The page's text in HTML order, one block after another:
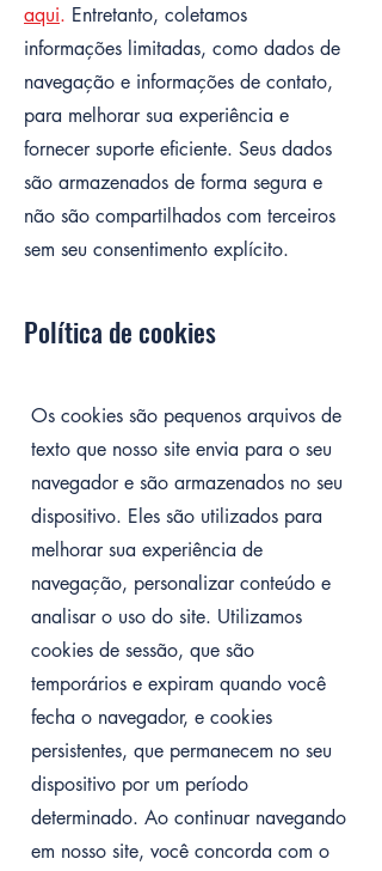
aqui. Entretanto, coletamos
informações limitadas, como dados de
navegação e informações de contato,
para melhorar sua experiência e
fornecer suporte eficiente. Seus dados
são armazenados de forma segura e
não são compartilhados com terceiros
sem seu consentimento explícito.
Política de cookies
Os cookies são pequenos arquivos de
texto que nosso site envia para o seu
navegador e são armazenados no seu
dispositivo. Eles são utilizados para
melhorar sua experiência de
navegação, personalizar conteúdo e
analisar o uso do site. Utilizamos
cookies de sessão, que são
temporários e expiram quando você
fecha o navegador, e cookies
persistentes, que permanecem no seu
dispositivo por um período
determinado. Ao continuar navegando
em nosso site, você concorda com o